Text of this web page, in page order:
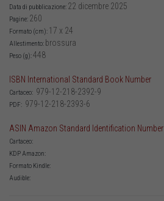
Data di pubblicazione: 22 dicembre 2025
Pagine: 260
Formato (cm): 17 x 24
Allestimento: brossura
Peso (g):448
ISBN International Standard Book Number
Cartaceo: 979-12-218-2392-9
PDF: 979-12-218-2393-6
ASIN Amazon Standard Identification Number
Cartaceo:
KDP Amazon:
Formato Kindle:
Audible: